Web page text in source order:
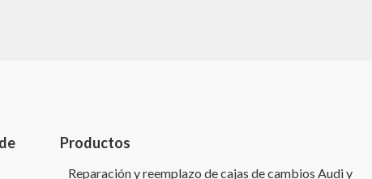
Productos
Reparación y reemplazo de cajas de cambios Audi y